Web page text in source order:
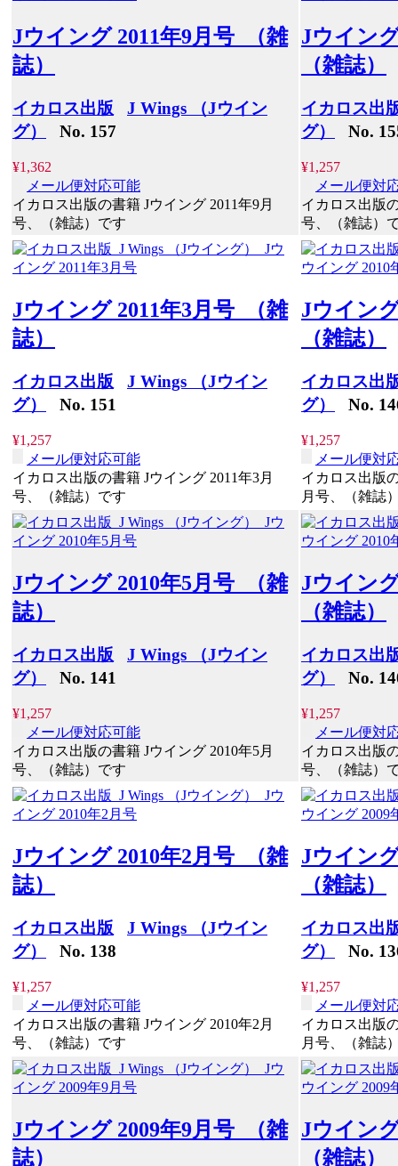
Jウイング 2011年9月号 （雑
誌）
イカロス出版
J Wings （Jウイン
グ）
No. 157
¥1,362
メール便対応可能
イカロス出版の書籍 Jウイング 2011年9月
号、（雑誌）です
Jウイン
（雑誌）
イカロス出
グ）
No.
¥1,257
メール便対
イカロス出版
号、（雑誌）
Jウイング 2011年3月号 （雑
誌）
イカロス出版
J Wings （Jウイン
グ）
No. 151
¥1,257
メール便対応可能
イカロス出版の書籍 Jウイング 2011年3月
号、（雑誌）です
Jウイン
（雑誌）
イカロス出
グ）
No.
¥1,257
メール便対
イカロス出版
月号、（雑誌
Jウイング 2010年5月号 （雑
誌）
イカロス出版
J Wings （Jウイン
グ）
No. 141
¥1,257
メール便対応可能
イカロス出版の書籍 Jウイング 2010年5月
号、（雑誌）です
Jウイン
（雑誌）
イカロス出
グ）
No.
¥1,257
メール便対
イカロス出版
号、（雑誌）
Jウイング 2010年2月号 （雑
誌）
イカロス出版
J Wings （Jウイン
グ）
No. 138
¥1,257
メール便対応可能
イカロス出版の書籍 Jウイング 2010年2月
号、（雑誌）です
Jウイン
（雑誌）
イカロス出
グ）
No.
¥1,257
メール便対
イカロス出版
月号、（雑誌
Jウイング 2009年9月号 （雑
誌）
Jウイン
（雑誌）